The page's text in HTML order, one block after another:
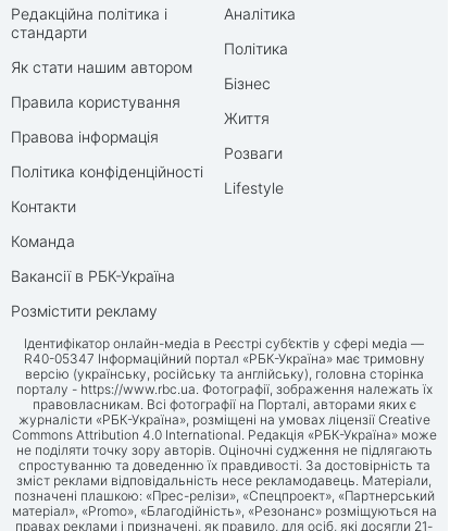
Редакційна політика і
стандарти
Як стати нашим автором
Правила користування
Правова інформація
Політика конфіденційності
Контакти
Команда
Вакансії в РБК-Україна
Розмістити рекламу
Аналітика
Політика
Бізнес
Життя
Розваги
Lifestyle
Ідентифікатор онлайн-медіа в Реєстрі суб’єктів у сфері медіа —
R40-05347 Інформаційний портал «РБК-Україна» має тримовну
версію (українську, російську та англійську), головна сторінка
порталу - https://www.rbc.ua . Фотографії, зображення належать їх
правовласникам. Всі фотографії на Порталі, авторами яких є
журналісти «РБК-Україна», розміщені на умовах ліцензії Creative
Commons Attribution 4.0 International. Редакція «РБК-Україна» може
не поділяти точку зору авторів. Оціночні судження не підлягають
спростуванню та доведенню їх правдивості. За достовірність та
зміст реклами відповідальність несе рекламодавець. Матеріали,
позначені плашкою: «Прес-релізи», «Спецпроект», «Партнерський
матеріал», «Promo», «Благодійність», «Резонанс» розміщуються на
правах реклами і призначені, як правило, для осіб, які досягли 21-